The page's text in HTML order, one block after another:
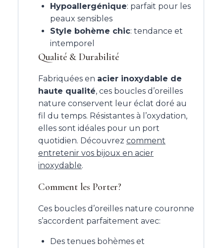
Hypoallergénique: parfait pour les
peaux sensibles
Style bohème chic: tendance et
intemporel
Qualité & Durabilité
Fabriquées en acier inoxydable de
haute qualité, ces boucles d’oreilles
nature conservent leur éclat doré au
fil du temps. Résistantes à l’oxydation,
elles sont idéales pour un port
quotidien. Découvrez comment
entretenir vos bijoux en acier
inoxydable.
Comment les Porter?
Ces boucles d’oreilles nature couronne
s’accordent parfaitement avec:
Des tenues bohèmes et